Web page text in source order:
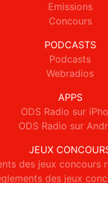
Emissions
Concours
PODCASTS
Podcasts
Webradios
APPS
ODS Radio sur
ODS Radio sur
JEUX
des jeux concours
des jeux